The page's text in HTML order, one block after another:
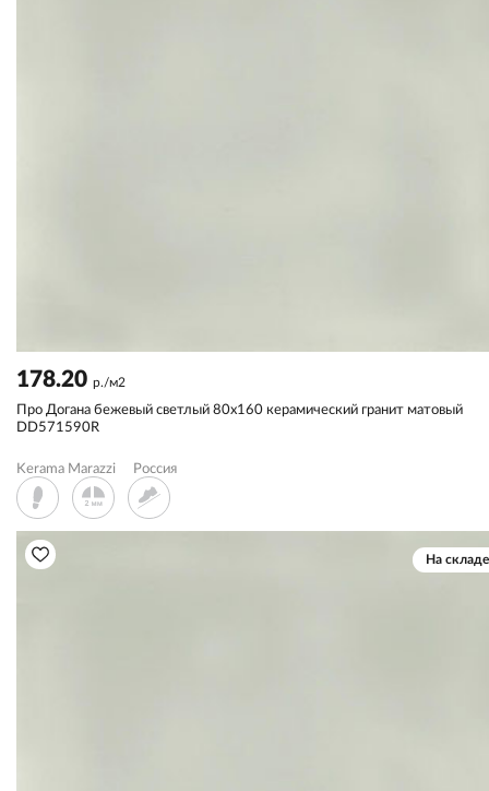
178.20 р./м2
Про Догана бежевый светлый 80x160 керамический гранит матовый
DD571590R
Kerama Marazzi Россия
На складе